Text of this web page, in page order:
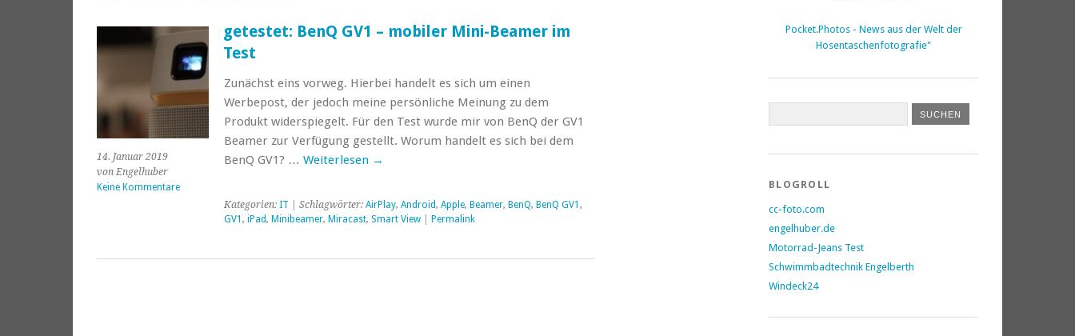
14. Januar 2019
von Engelhuber
Keine Kommentare
getestet: BenQ GV1 – mobiler Mini-Beamer im
Test
Zunächst eins vorweg. Hierbei handelt es sich um einen
Werbepost, der jedoch meine persönliche Meinung zu dem
Produkt widerspiegelt. Für den Test wurde mir von BenQ der GV1
Beamer zur Verfügung gestellt. Worum handelt es sich bei dem
BenQ GV1? … Weiterlesen →
Kategorien: IT | Schlagwörter: AirPlay, Android, Apple, Beamer, BenQ, BenQ GV1 ,
GV1 , iPad, Minibeamer, Miracast, Smart View| Permalink
Pocket.Photos - News aus der Welt der
Hosentaschenfotografie"
BLOGROLL
cc-foto.com
engelhuber.de
Motorrad-Jeans Test
Schwimmbadtechnik Engelberth
Windeck24